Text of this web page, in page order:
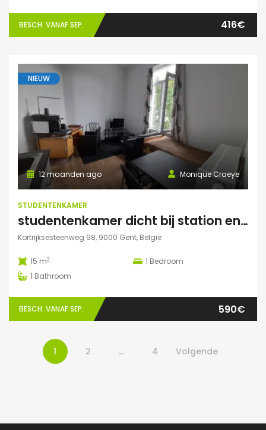
BESCH. VANAF SEP. 416€
NIEUW
Monique Craeye
12 maanden ago
STUDENTENKAMER
studentenkamer dicht bij station en Citadelpark centraal gelegen
Kortrijksesteenweg 98, 9000 Gent, België
15 m2 1 Bedroom
1 Bathroom
BESCH. VANAF SEP. 590€
1 2 … 4 Volgende